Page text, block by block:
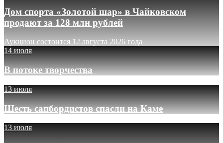
Дом спорта «Золотой шар» в Чайковском
продают за 128 млн рублей
Аукцион состоится 12 августа 2026 года
14 июля
В потоке творчества
13 июля
Шесть сапбордистов спасли на Каме
13 июля